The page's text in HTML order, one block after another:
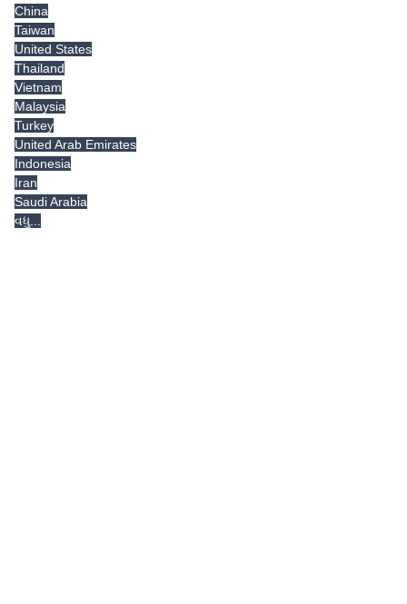
China
Taiwan
United States
Thailand
Vietnam
Malaysia
Turkey
United Arab Emirates
Indonesia
Iran
Saudi Arabia
વધુ...